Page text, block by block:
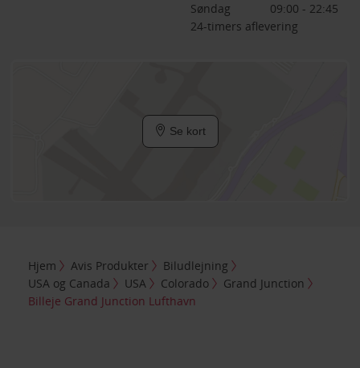
Søndag
09:00 - 22:45
24-timers aflevering
Se kort
Hjem Avis Produkter
Biludlejning
USA og Canada
USA Colorado
Grand Junction
Billeje Grand Junction Lufthavn